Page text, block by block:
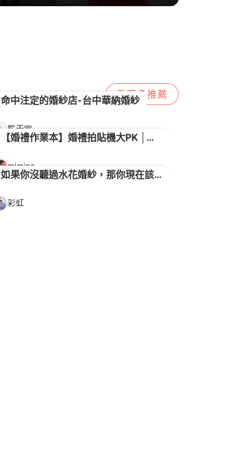
看更多推薦
命中注定的婚紗店-台中華納婚紗
熊于雯
【婚禮作業本】婚禮拍貼機大PK │心心相印、拍拍印、印卡讚、快賴印、MyBigDay
mimino
如果你沒聽過水花婚紗，那你現在該知道了
彩虹